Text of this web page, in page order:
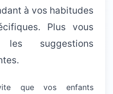
à vos habitudes
Plus vous
suggestions
que vos enfants